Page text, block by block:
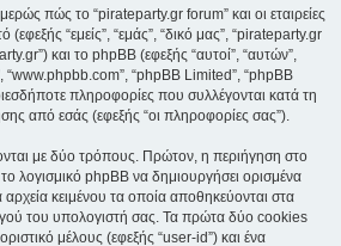
πώς το “pirateparty.gr forum” και οι εταιρείες
“εμείς”, “εμάς”, “δικό μας”, “pirateparty.gr
και το phpBB (εφεξής “αυτοί”, “αυτών”,
“www.phpbb.com”, “phpBB Limited”, “phpBB
πληροφορίες που συλλέγονται κατά τη
από εσάς (εφεξής “οι πληροφορίες σας”).
με δύο τρόπους. Πρώτον, η περιήγηση στο
λογισμικό phpBB να δημιουργήσει ορισμένα
κειμένου τα οποία αποθηκεύονται στα
του υπολογιστή σας. Τα πρώτα δύο cookies
μέλους (εφεξής “user-id”) και ένα